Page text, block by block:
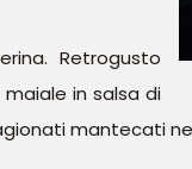
Retrogusto
in salsa di
mantecati